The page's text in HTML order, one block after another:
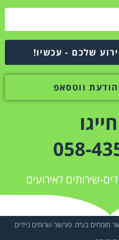
שלכם - עכשיו!
ווטסאפ
058-
שירותים לאירועים